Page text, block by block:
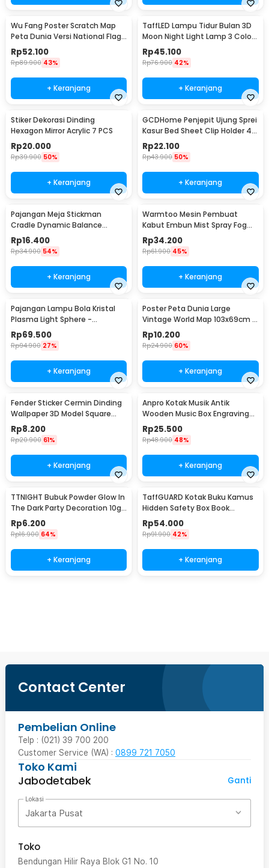
Wu Fang Poster Scratch Map
Peta Dunia Versi National Flag
- ZJP-M018
Rp52.100
Rp89.900 43%
+ Keranjang
TaffLED Lampu Tidur Bulan 3D
Moon Night Light Lamp 3 Color
8cm 1W 5V - LD002701
Rp45.100
Rp76.900 42%
+ Keranjang
Stiker Dekorasi Dinding
Hexagon Mirror Acrylic 7 PCS
Rp20.000
Rp39.900 50%
+ Keranjang
GCDHome Penjepit Ujung Sprei
Kasur Bed Sheet Clip Holder 4
PCS - FS-1809
Rp22.100
Rp43.900 50%
+ Keranjang
Pajangan Meja Stickman
Cradle Dynamic Balance
Instrument Ball Pendulum
Rp16.400
Rp34.900 54%
+ Keranjang
Warmtoo Mesin Pembuat
Kabut Embun Mist Spray Fog
Maker 12 LED 24V - WT01
Rp34.200
Rp61.900 45%
+ Keranjang
Pajangan Lampu Bola Kristal
Plasma Light Sphere -
ZC211700
Rp69.500
Rp94.900 27%
+ Keranjang
Poster Peta Dunia Large
Vintage World Map 103x69cm -
N401
Rp10.200
Rp24.900 60%
+ Keranjang
Fender Sticker Cermin Dinding
Wallpaper 3D Model Square
Mirror 9 PCS - Q353
Rp8.200
Rp20.900 61%
+ Keranjang
Anpro Kotak Musik Antik
Wooden Music Box Engraving
Harry Potter - ADQ0194
Rp25.500
Rp48.900 48%
+ Keranjang
TTNIGHT Bubuk Powder Glow In
The Dark Party Decoration 10g
- T01
Rp6.200
Rp16.900 64%
+ Keranjang
TaffGUARD Kotak Buku Kamus
Hidden Safety Box Book
Password Lock Size S - KB-10P
Rp54.000
Rp91.900 42%
+ Keranjang
Contact Center
Pembelian Online
Telp : (021) 39 700 200
Customer Service (WA) : 0899 721 7050
Toko Kami
Jabodetabek
Ganti
Lokasi
Jakarta Pusat
Toko
Bendungan Hilir Raya Blok G1 No. 10